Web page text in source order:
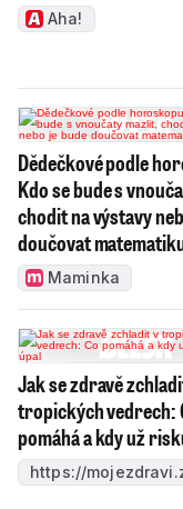
Aha!
Dědečkové podle
Kdo se bude s
chodit na výstavy
doučovat
Maminka
Jak se zdravě
tropických vedrech:
pomáhá a kdy už
https://